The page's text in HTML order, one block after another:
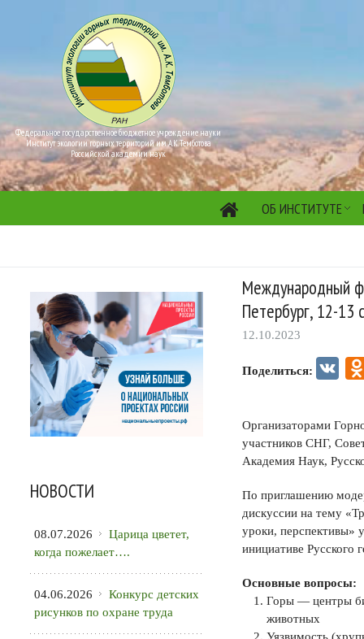
Федеральное государственное бюджетное учреждение науки
Институт экологии горных территорий им. А.К. Темботова
Российской академии наук
ОБ ИНСТИТУТЕ
Международный
Петербург, 12-13
12.10.2023
Поделиться: VK
Организаторами
участников СНГ,
Академия Наук,
По приглашению
дискуссии на тему
уроки, перспективы»
инициативе Русского
Основные вопросы:
Горы — центры
животных
НОВОСТИ
08.07.2026
Царица цветет,
когда пожелает….
04.06.2026
Конкурс детских
рисунков по охране труда